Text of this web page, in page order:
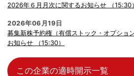
2026年６月月次に関するお知らせ （15:30）
2026年06月19日
募集新株予約権（有償ストック・オプショ
お知らせ （15:30）
この企業の適時開示一覧